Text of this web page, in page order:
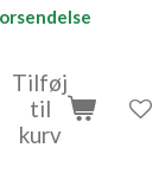
Tilføj
til
kurv